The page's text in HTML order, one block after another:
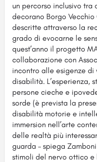
un percorso inclusivo
decorano Borgo
descritte attraverso la
grado di evocarne le
quest’anno il progetto
collaborazione con
incontro alle esigenze
disabilità. L’esperienza,
persone cieche e
sorde (è prevista la
disabilità motorie e
immersion nell’arte
delle realtà più
guarda – spiega
stimoli del nervo ottico